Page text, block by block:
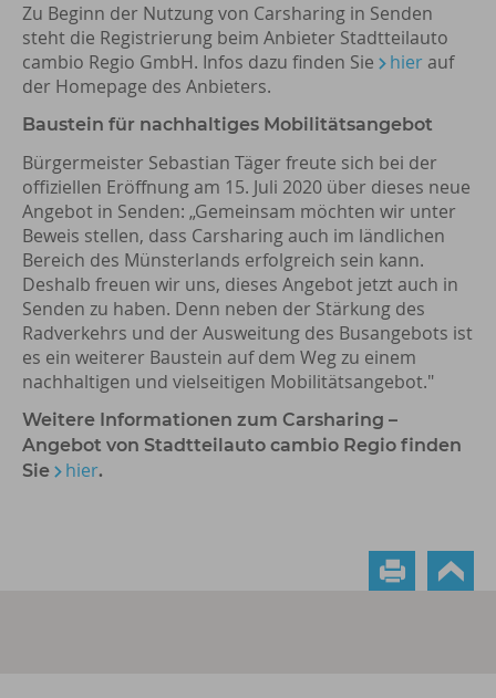
Zu Beginn der Nutzung von Carsharing in Senden
steht die Registrierung beim Anbieter Stadtteilauto
cambio Regio GmbH. Infos dazu finden Sie
hier auf
der Homepage des Anbieters.
Baustein für nachhaltiges Mobilitätsangebot
Bürgermeister Sebastian Täger freute sich bei der
offiziellen Eröffnung am 15. Juli 2020 über dieses neue
Angebot in Senden: „Gemeinsam möchten wir unter
Beweis stellen, dass Carsharing auch im ländlichen
Bereich des Münsterlands erfolgreich sein kann.
Deshalb freuen wir uns, dieses Angebot jetzt auch in
Senden zu haben. Denn neben der Stärkung des
Radverkehrs und der Ausweitung des Busangebots ist
es ein weiterer Baustein auf dem Weg zu einem
nachhaltigen und vielseitigen Mobilitätsangebot."
Weitere Informationen zum Carsharing –
Angebot von Stadtteilauto cambio Regio finden
Sie
hier.